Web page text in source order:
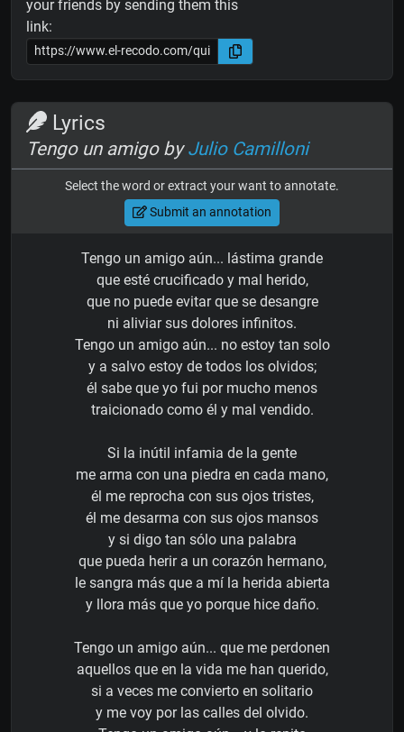
your friends by sending them this
link:
Lyrics
Tengo un amigo byJulio Camilloni
Select the word or extract your want to annotate.
Submit an annotation
Tengo un amigo aún... lástima grande
que esté crucificado y mal herido,
que no puede evitar que se desangre
ni aliviar sus dolores infinitos.
Tengo un amigo aún... no estoy tan solo
y a salvo estoy de todos los olvidos;
él sabe que yo fui por mucho menos
traicionado como él y mal vendido.
Si la inútil infamia de la gente
me arma con una piedra en cada mano,
él me reprocha con sus ojos tristes,
él me desarma con sus ojos mansos
y si digo tan sólo una palabra
que pueda herir a un corazón hermano,
le sangra más que a mí la herida abierta
y llora más que yo porque hice daño.
Tengo un amigo aún... que me perdonen
aquellos que en la vida me han querido,
si a veces me convierto en solitario
y me voy por las calles del olvido.